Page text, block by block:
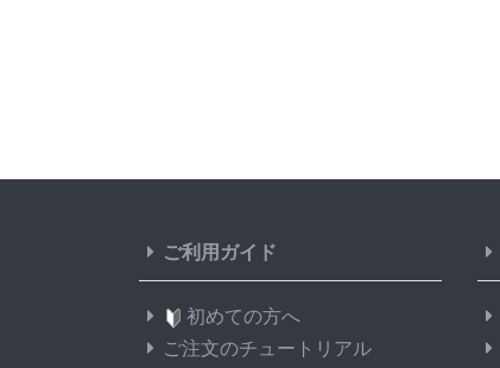
ご利用ガイド
初めての方へ
ご注文のチュートリアル